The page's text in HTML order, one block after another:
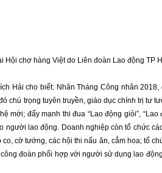
chợ hàng Việt do Liên đoàn Lao động TP
Hải cho biết: Nhân Tháng Công nhân
chú trọng tuyên truyền, giáo dục chính trị tư
mới; đẩy mạnh thi đua “Lao động giỏi”,
người lao động. Doanh nghiệp còn tổ chức
cờ tướng, các hội thi nấu ăn, cắm hoa; tổ
đoàn phối hợp với người sử dụng lao